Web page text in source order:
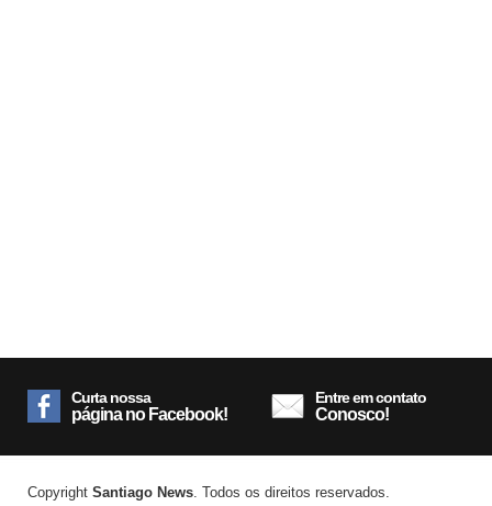
Curta nossa
página no Facebook!
Entre em contato
Conosco!
Copyright Santiago News . Todos os direitos reservados.